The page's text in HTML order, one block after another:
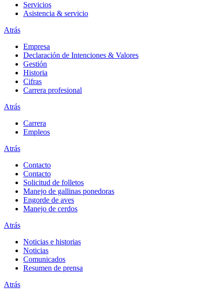
Servicios
Asistencia & servicio
Atrás
Empresa
Declaración de Intenciones & Valores
Gestión
Historia
Cifras
Carrera profesional
Atrás
Carrera
Empleos
Atrás
Contacto
Contacto
Solicitud de folletos
Manejo de gallinas ponedoras
Engorde de aves
Manejo de cerdos
Atrás
Noticias e historias
Noticias
Comunicados
Resumen de prensa
Atrás